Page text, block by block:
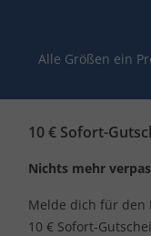
Alle Größen ein
10 € Sofort-
Nichts mehr
Melde dich für den
10 € Sofort-